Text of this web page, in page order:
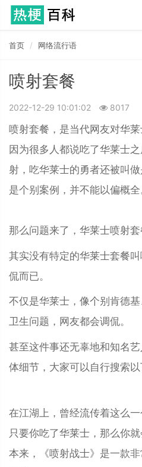
首页 网络流行语
喷射套餐
2022-12-29 10:01:02 8017
喷射套餐，是当代网友对华
因为很多人都说吃了华莱士
射，吃华莱士的勇者还被叫
是个别案例，并不能以偏概全
那么问题来了，华莱士喷射
其实没有特定的华莱士套餐
侃而已。
不仅是华莱士，像个别肯德
卫生问题，网友都会调侃。
甚至这件事还无辜地和知名
体细节，大家可以自行搜索以
在江湖上，曾经流传着这么一
只要你吃了华莱士，那么你就
本来，《喷射战士》是一款